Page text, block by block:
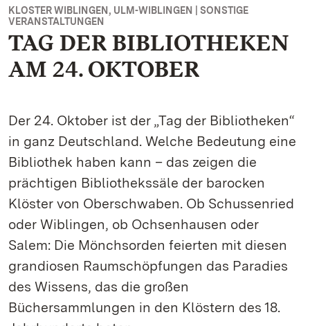
KLOSTER WIBLINGEN, ULM-WIBLINGEN | SONSTIGE
VERANSTALTUNGEN
TAG DER BIBLIOTHEKEN
AM 24. OKTOBER
Der 24. Oktober ist der „Tag der Bibliotheken“
in ganz Deutschland. Welche Bedeutung eine
Bibliothek haben kann – das zeigen die
prächtigen Bibliothekssäle der barocken
Klöster von Oberschwaben. Ob Schussenried
oder Wiblingen, ob Ochsenhausen oder
Salem: Die Mönchsorden feierten mit diesen
grandiosen Raumschöpfungen das Paradies
des Wissens, das die großen
Büchersammlungen in den Klöstern des 18.